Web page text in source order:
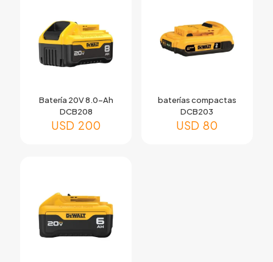
Batería 20V 8.0-Ah
DCB208
USD 200
baterías compactas
DCB203
USD 80